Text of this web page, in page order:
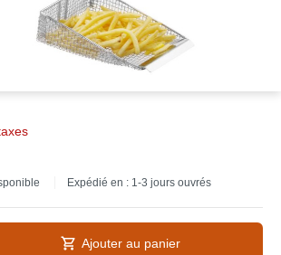
Expédié en : 1-3 jours ouvrés
Ajouter au panier